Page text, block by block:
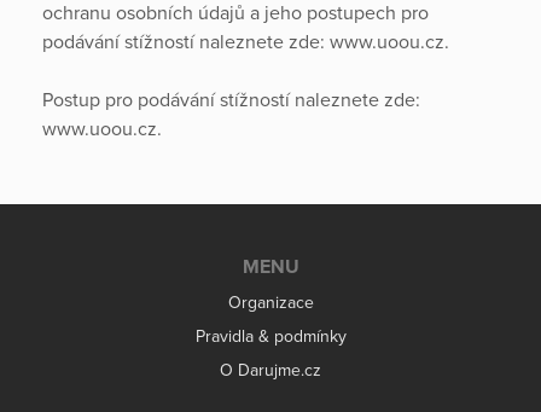
ochranu osobních údajů a jeho postupech pro
podávání stížností naleznete zde: www.uoou.cz.
Postup pro podávání stížností naleznete zde:
www.uoou.cz.
MENU
Organizace
Pravidla & podmínky
O Darujme.cz